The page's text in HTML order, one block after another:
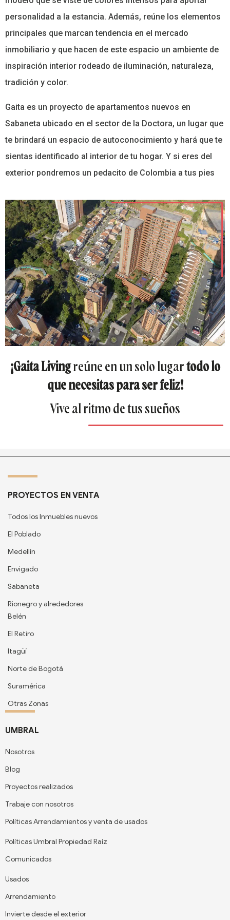
personalidad a la estancia. Además, reúne los elementos
principales que marcan tendencia en el mercado
inmobiliario y que hacen de este espacio un ambiente de
inspiración interior rodeado de iluminación, naturaleza,
tradición y color.
Gaita es un proyecto de apartamentos nuevos en
Sabaneta ubicado en el sector de la Doctora, un lugar que
te brindará un espacio de autoconocimiento y hará que te
sientas identificado al interior de tu hogar. Y si eres del
exterior pondremos un pedacito de Colombia a tus pies
¡Gaita Livingreúne en un solo lugartodo lo
que necesitas para ser feliz!
Vive al ritmo de tus sueños
PROYECTOS EN VENTA
Todos los Inmuebles nuevos
El Poblado
Medellín
Envigado
Sabaneta
Rionegro y alrededores
Belén
El Retiro
Itagüí
Norte de Bogotá
Suramérica
Otras Zonas
UMBRAL
Nosotros
Blog
Proyectos realizados
Trabaje con nosotros
Políticas Arrendamientos y venta de usados
Políticas Umbral Propiedad Raíz
Comunicados
Usados
Arrendamiento
Invierte desde el exterior